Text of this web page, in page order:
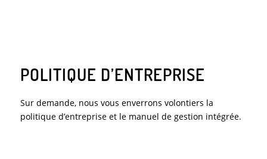
POLITIQUE D’ENTREPRISE
Sur demande, nous vous enverrons volontiers la
politique d’entreprise et le manuel de gestion intégrée.